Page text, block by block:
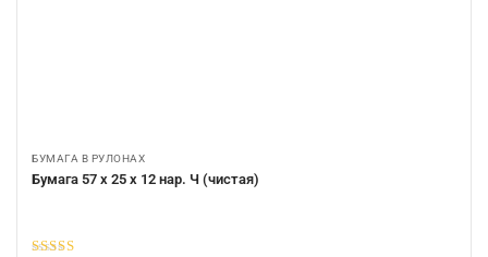
БУМАГА В РУЛОНАХ
Бумага 57 х 25 х 12 нар. Ч (чистая)